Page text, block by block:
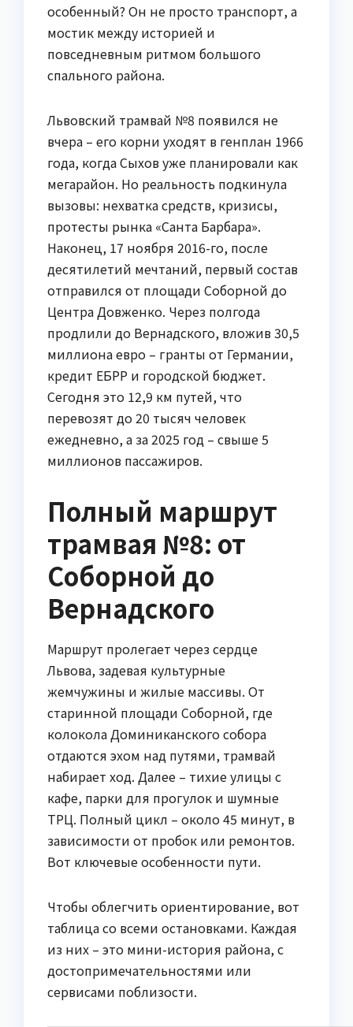
особенный? Он не просто транспорт, а
мостик между историей и
повседневным ритмом большого
спального района.
Львовский трамвай №8 появился не
вчера – его корни уходят в генплан 1966
года, когда Сыхов уже планировали как
мегарайон. Но реальность подкинула
вызовы: нехватка средств, кризисы,
протесты рынка «Санта Барбара».
Наконец, 17 ноября 2016-го, после
десятилетий мечтаний, первый состав
отправился от площади Соборной до
Центра Довженко. Через полгода
продлили до Вернадского, вложив 30,5
миллиона евро – гранты от Германии,
кредит ЕБРР и городской бюджет.
Сегодня это 12,9 км путей, что
перевозят до 20 тысяч человек
ежедневно, а за 2025 год – свыше 5
миллионов пассажиров.
Полный маршрут
трамвая №8: от
Соборной до
Вернадского
Маршрут пролегает через сердце
Львова, задевая культурные
жемчужины и жилые массивы. От
старинной площади Соборной, где
колокола Доминиканского собора
отдаются эхом над путями, трамвай
набирает ход. Далее – тихие улицы с
кафе, парки для прогулок и шумные
ТРЦ. Полный цикл – около 45 минут, в
зависимости от пробок или ремонтов.
Вот ключевые особенности пути.
Чтобы облегчить ориентирование, вот
таблица со всеми остановками. Каждая
из них – это мини-история района, с
достопримечательностями или
сервисами поблизости.